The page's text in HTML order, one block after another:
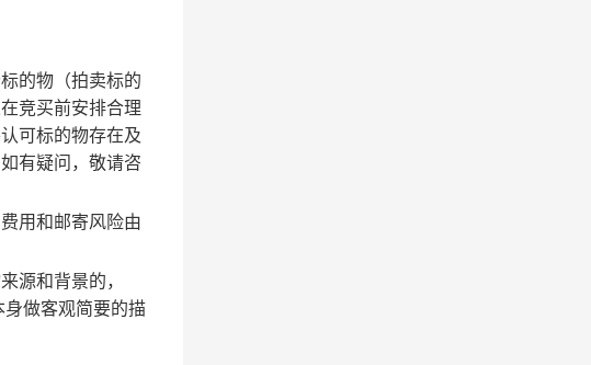
的物（拍卖标的
竞买前安排合理
可标的物存在及
有疑问，敬请咨
用和邮寄风险由
源和背景的，
身做客观简要的描